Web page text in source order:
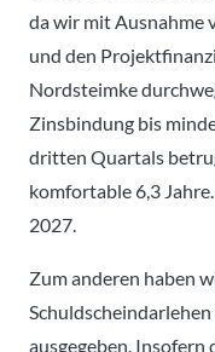
da wir mit Ausnahme
und den
Nordsteimke
Zinsbindung bis
dritten Quartals
komfortable 6,3
2027.
Zum anderen haben
ausgegeben. Insofern